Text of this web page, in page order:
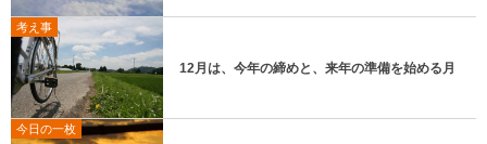
考え事
12月は、今年の締めと、来年の準備を始める月
今日の一枚